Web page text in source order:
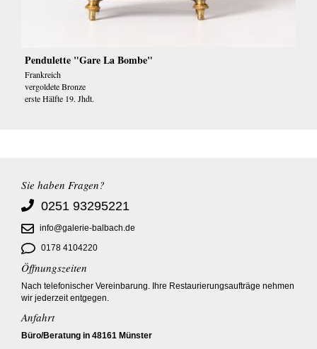
Pendulette "Gare La Bombe"
Frankreich
vergoldete Bronze
erste Hälfte 19. Jhdt.
Sie haben Fragen?
0251 93295221
info@galerie-balbach.de
0178 4104220
Öffnungszeiten
Nach telefonischer Vereinbarung. Ihre Restaurierungsaufträge nehmen
wir jederzeit entgegen.
Anfahrt
Büro/Beratung in 48161 Münster